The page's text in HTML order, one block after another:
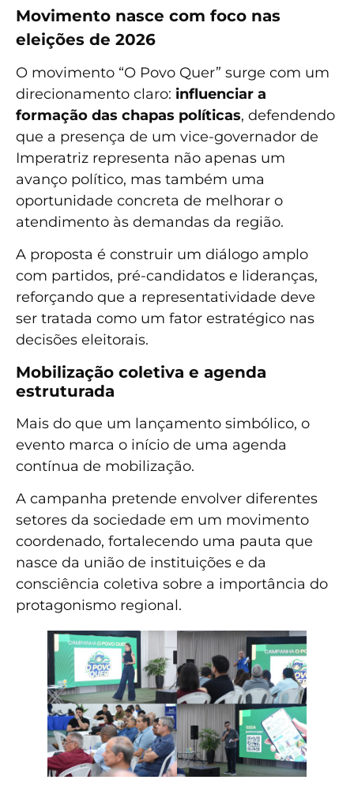
Movimento nasce com foco nas
eleições de 2026
O movimento “O Povo Quer” surge com um
direcionamento claro: influenciar a
formação das chapas políticas, defendendo
que a presença de um vice-governador de
Imperatriz representa não apenas um
avanço político, mas também uma
oportunidade concreta de melhorar o
atendimento às demandas da região.
A proposta é construir um diálogo amplo
com partidos, pré-candidatos e lideranças,
reforçando que a representatividade deve
ser tratada como um fator estratégico nas
decisões eleitorais.
Mobilização coletiva e agenda
estruturada
Mais do que um lançamento simbólico, o
evento marca o início de uma agenda
contínua de mobilização.
A campanha pretende envolver diferentes
setores da sociedade em um movimento
coordenado, fortalecendo uma pauta que
nasce da união de instituições e da
consciência coletiva sobre a importância do
protagonismo regional.